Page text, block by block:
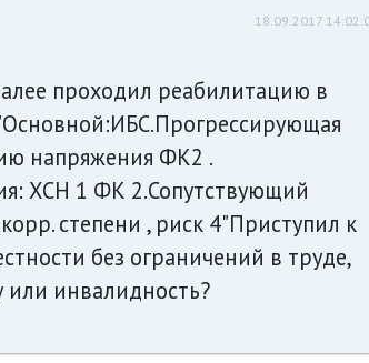
18.09.2017
проходил реабилитацию в
напряжения ФК2 .
ХСН 1 ФК 2.Сопутствующий
степени , риск 4"Приступил к
без ограничений в труде,
или инвалидность?